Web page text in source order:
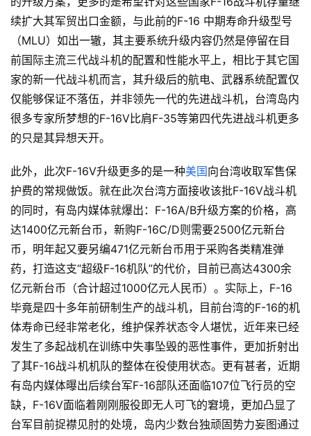
续扩大其军贸出口金额，与此前的F-16 中期寿命升级型号
（MLU）如出一辙，其主要系统升级内容仍然是停留在目
前国际主流三代战斗机的配置和性能水平上，相比于其它国
家的新一代战斗机而言，其升级后的航电、武器系统配置仅
仅能够保证不落伍，并非领先一代的先进战斗机，台湾岛内
很多专家所梦想的F-16V比肩F-35等第四代先进战斗机更多
的只是其异想天开。
此外，此次F-16V升级更多的是一种美国向台湾收取军售保
护费的常规做饭。就在此次台湾方面接收该批F-16V战斗机
的同时，有岛内媒体就爆出：F-16A/B升级方案的价格，高
达1400亿元新台币，新购F-16C/D则需要2500亿元新台
币，明年起又要另编471亿元新台币用于采购各类精准弹
药，打造这支“超级F-16机队”的代价，目前已高达4300余
亿元新台币（合计超过1000亿元人民币）。实际上，F-16
毕竟是四十多年前研制生产的战斗机，目前台湾的F-16的机
体寿命已经非常老化，维护保养状态令人堪忧，近年来已经
发生了多起战机在训练中失事坠毁的恶性事件，更加折射出
了其F-16战斗机机队的整体在役使用状态。更有甚者，近期
有岛内媒体曝出后续台军F-16部队还面临107位飞行员的空
缺，F-16V面临着刚刚服役即无人可飞的窘境，更加凸显了
台军目前捉襟见肘的处境，岛内少数台独顽固势力妄图通过